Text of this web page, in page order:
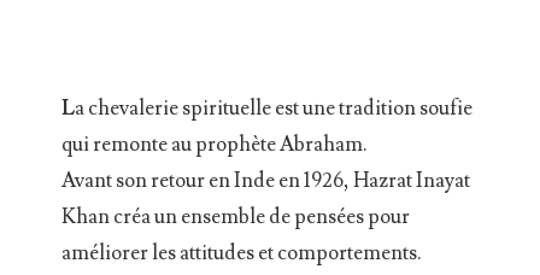
La chevalerie spirituelle est une tradition soufie
qui remonte au prophète Abraham.
Avant son retour en Inde en 1926, Hazrat Inayat
Khan créa un ensemble de pensées pour
améliorer les attitudes et comportements.